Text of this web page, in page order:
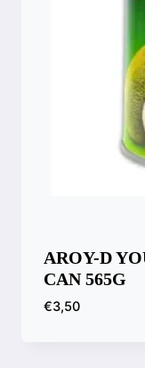
AROY-D
CAN 565G
€3,50